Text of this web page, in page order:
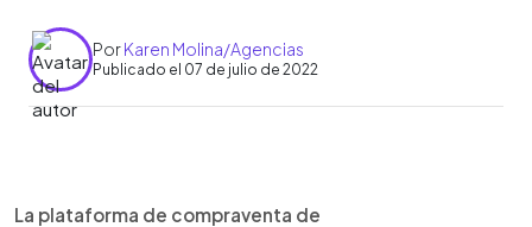
PorKaren Molina/Agencias
Publicado el 07 de julio de 2022
► Escuchar artículo
La plataforma de compraventa de